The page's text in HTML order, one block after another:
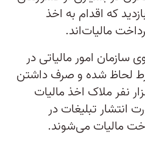
که اقدام به اخذ
مالیات‌اند.
امور مالیاتی در
لحاظ شده و صرف داشتن
بیش از ۵۰۰ هزار نفر ملاک اخذ مالیات
انتشار تبلیغات در
مالیات می‌شوند.